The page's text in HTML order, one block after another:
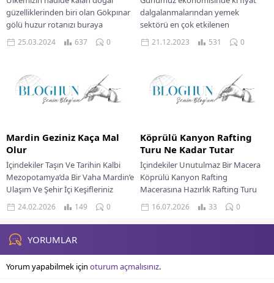
güzelliklerinden biri olan Gökpınar
gölü huzur rotanızı buraya
belirlemenizde ilk sıralarda yerini
alacaktır. Ayrıca hafta sonlarınızda...
25.03.2024 637 0
dalgalanmalarından yemek
sektörü en çok etkilenen
alanlardandır. Avrupa bölgesinde
bulunan Büyükçekmece’de
semtlere...
21.12.2023 531 0
Mardin Geziniz Kaça Mal
Olur
İçindekiler Taşın Ve Tarihin Kalbi
Mezopotamya’da Bir Vaha Mardin’e
Ulaşım Ve Şehir İçi Keşifleriniz
Konaklama Seçenekleri Ve Ziyaret
İçin En...
24.02.2026 149 0
Köprülü Kanyon Rafting
Turu Ne Kadar Tutar
İçindekiler Unutulmaz Bir Macera
Köprülü Kanyon Rafting
Macerasına Hazırlık Rafting Turu
Fiyatlarını Etkileyen Faktörler
Bölgede Ne Yenir Konaklama
Seçenekleri Ulaşım...
16.07.2026 33 0
YORUMLAR
Yorum yapabilmek için oturum açmalısınız.